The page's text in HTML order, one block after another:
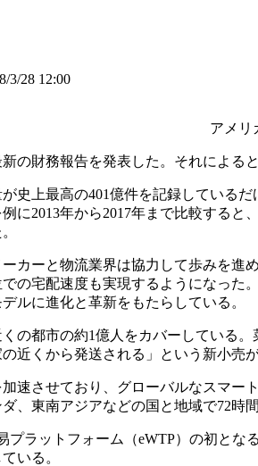
3/28 12:00
アメリ
の財務報告を発表した。それによる
史上最高の401億件を記録している
に2013年から2017年まで比較する
カーと物流業界は協力して歩みを
の宅配速度も実現するようになった
ルに進化と革新をもたらしている。
の都市の約1億人をカバーしている
近くから発送される」という新小売
速させており、グローバルなスマ
、東南アジアなどの国と地域で72時
プラットフォーム（eWTP）の初と
いる。